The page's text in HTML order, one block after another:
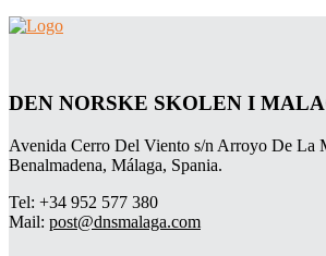
DEN NORSKE SKOLEN I
Avenida Cerro Del Viento s/n Arroyo De La
Benalmadena, Málaga, Spania.
Tel: +34 952 577 380
Mail: post@dnsmalaga.com